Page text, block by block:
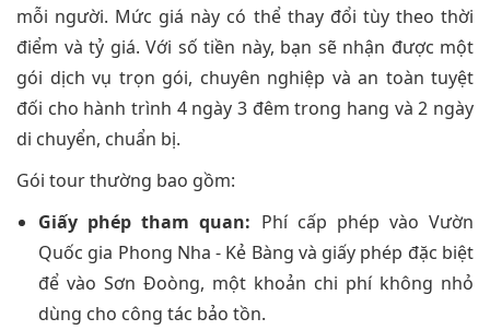
mỗi người. Mức giá này có thể thay đổi tùy theo thời
điểm và tỷ giá. Với số tiền này, bạn sẽ nhận được một
gói dịch vụ trọn gói, chuyên nghiệp và an toàn tuyệt
đối cho hành trình 4 ngày 3 đêm trong hang và 2 ngày
di chuyển, chuẩn bị.
Gói tour thường bao gồm:
Giấy phép tham quan: Phí cấp phép vào Vườn
Quốc gia Phong Nha - Kẻ Bàng và giấy phép đặc biệt
để vào Sơn Đoòng, một khoản chi phí không nhỏ
dùng cho công tác bảo tồn.